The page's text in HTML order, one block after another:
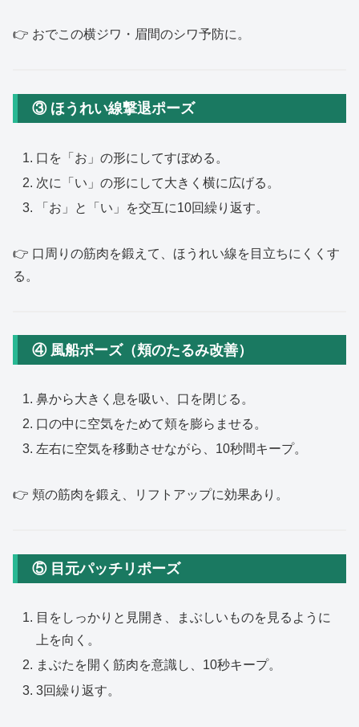
👉 おでこの横ジワ・眉間のシワ予防に。
③ ほうれい線撃退ポーズ
口を「お」の形にしてすぼめる。
次に「い」の形にして大きく横に広げる。
「お」と「い」を交互に10回繰り返す。
👉 口周りの筋肉を鍛えて、ほうれい線を目立ちにくくす
る。
④ 風船ポーズ（頬のたるみ改善）
鼻から大きく息を吸い、口を閉じる。
口の中に空気をためて頬を膨らませる。
左右に空気を移動させながら、10秒間キープ。
👉 頬の筋肉を鍛え、リフトアップに効果あり。
⑤ 目元パッチリポーズ
目をしっかりと見開き、まぶしいものを見るように
上を向く。
まぶたを開く筋肉を意識し、10秒キープ。
3回繰り返す。